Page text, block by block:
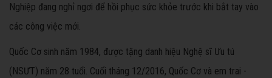
Nghiệp đang nghỉ ngơi để hồi phục sức khỏe trước khi bắt tay vào
các công việc mới.
Quốc Cơ sinh năm 1984, được tặng danh hiệu Nghệ sĩ Ưu tú
(NSƯT) năm 28 tuổi. Cuối tháng 12/2016, Quốc Cơ và em trai -